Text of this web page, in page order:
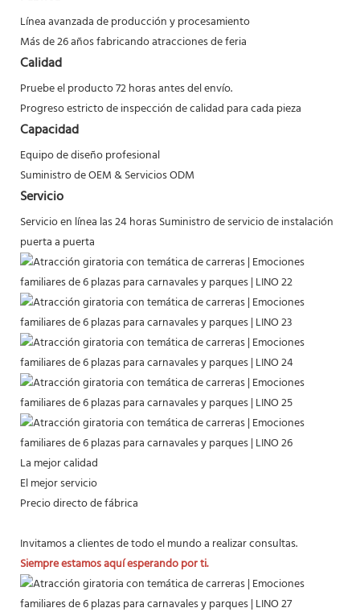
Línea avanzada de producción y procesamiento
Más de 26 años fabricando atracciones de feria
Calidad
Pruebe el producto 72 horas antes del envío.
Progreso estricto de inspección de calidad para cada pieza
Capacidad
Equipo de diseño profesional
Suministro de OEM & Servicios ODM
Servicio
Servicio en línea las 24 horasSuministro de servicio de instalación
puerta a puerta
La mejor calidad
El mejor servicio
Precio directo de fábrica
Invitamos a clientes de todo el mundo a realizar consultas.
Siempre estamos aquí esperando por ti.